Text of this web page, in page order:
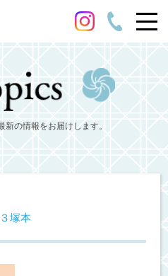
の情報をお届けします。
塚本